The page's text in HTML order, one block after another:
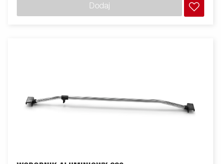
Dodaj